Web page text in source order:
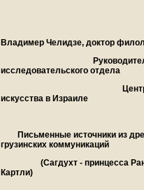
Владимер Челидзе, доктор
Руководитель
исследовательского отдела
Центра
искусства в Израиле
Письменные источники из
грузинских коммуникаций
(Сагдухт - принцесса
Картли)